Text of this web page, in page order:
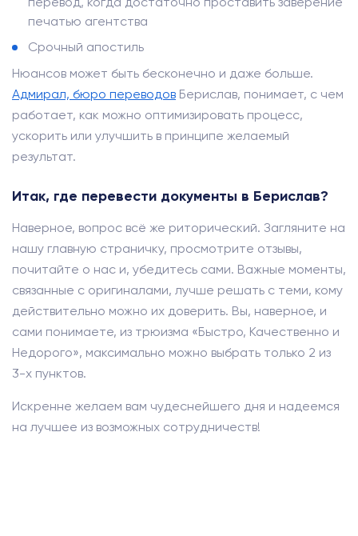
печатью агентства
Срочный апостиль
Нюансов может быть бесконечно и даже больше.
Адмирал, бюро переводов Берислав, понимает, с чем
работает, как можно оптимизировать процесс,
ускорить или улучшить в принципе желаемый
результат.
Итак, где перевести документы в Берислав?
Наверное, вопрос всё же риторический. Загляните на
нашу главную страничку, просмотрите отзывы,
почитайте о нас и, убедитесь сами. Важные моменты,
связанные с оригиналами, лучше решать с теми, кому
действительно можно их доверить. Вы, наверное, и
сами понимаете, из трюизма «Быстро, Качественно и
Недорого», максимально можно выбрать только 2 из
3-х пунктов.
Искренне желаем вам чудеснейшего дня и надеемся
на лучшее из возможных сотрудничеств!